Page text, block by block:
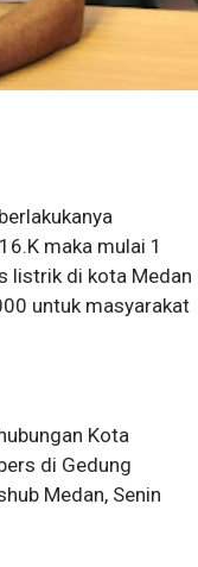
maka mulai 1
listrik di kota Medan
untuk masyarakat
Kota
di Gedung
Medan, Senin